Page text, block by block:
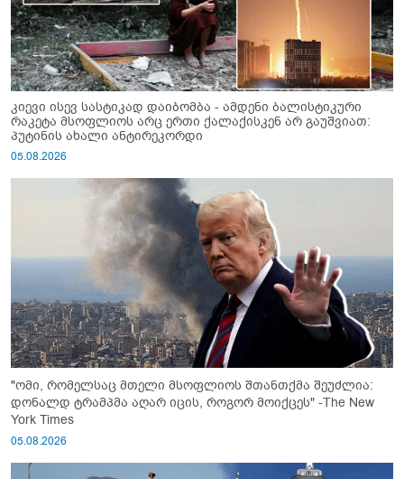
კიევი ისევ სასტიკად დაიბომბა - ამდენი ბალისტიკური
რაკეტა მსოფლიოს არც ერთი ქალაქისკენ არ გაუშვიათ:
პუტინის ახალი ანტირეკორდი
05.08.2026
"ომი, რომელსაც მთელი მსოფლიოს შთანთქმა შეუძლია:
დონალდ ტრამპმა აღარ იცის, როგორ მოიქცეს" -The New
York Times
05.08.2026